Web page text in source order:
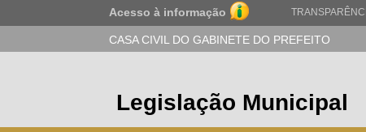
Acesso à informação
CASA CIVIL DO GABINETE DO PREFEITO
Legislação Municipal